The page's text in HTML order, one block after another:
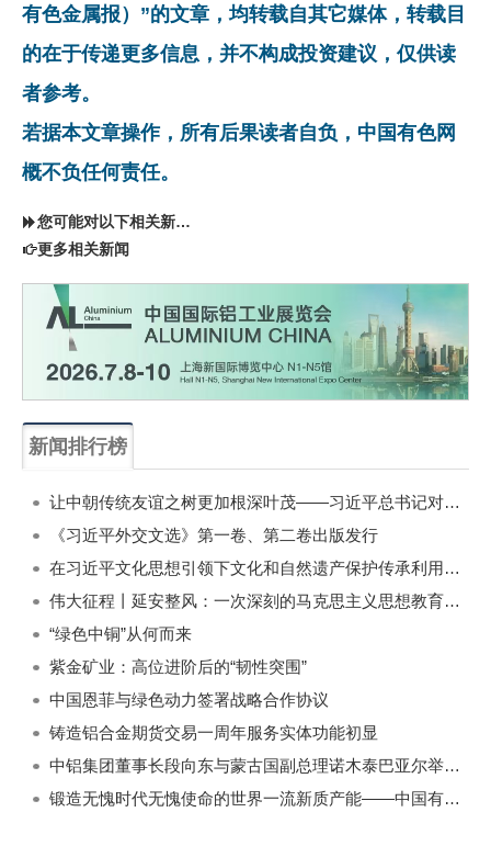
有色金属报）”的文章，均转载自其它媒体，转载目
的在于传递更多信息，并不构成投资建议，仅供读
者参考。
若据本文章操作，所有后果读者自负，中国有色网
概不负任何责任。
您可能对以下相关新闻同样感兴趣
更多相关新闻
新闻排行榜
让中朝传统友谊之树更加根深叶茂——习近平总书记对朝鲜进行国事访问纪实
《习近平外交文选》第一卷、第二卷出版发行
在习近平文化思想引领下文化和自然遗产保护传承利用工作开创新局面
伟大征程丨延安整风：一次深刻的马克思主义思想教育运动
“绿色中铜”从何而来
紫金矿业：高位进阶后的“韧性突围”
中国恩菲与绿色动力签署战略合作协议
铸造铝合金期货交易一周年服务实体功能初显
中铝集团董事长段向东与蒙古国副总理诺木泰巴亚尔举行会谈
锻造无愧时代无愧使命的世界一流新质产能——中国有色金属工业的战略应对与破局之道（二）